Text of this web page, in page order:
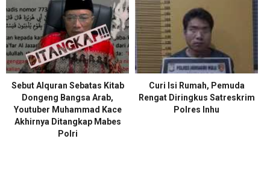
Sebut Alquran Sebatas Kitab
Dongeng Bangsa Arab,
Youtuber Muhammad Kace
Akhirnya Ditangkap Mabes
Polri
Curi Isi Rumah, Pemuda
Rengat Diringkus Satreskrim
Polres Inhu